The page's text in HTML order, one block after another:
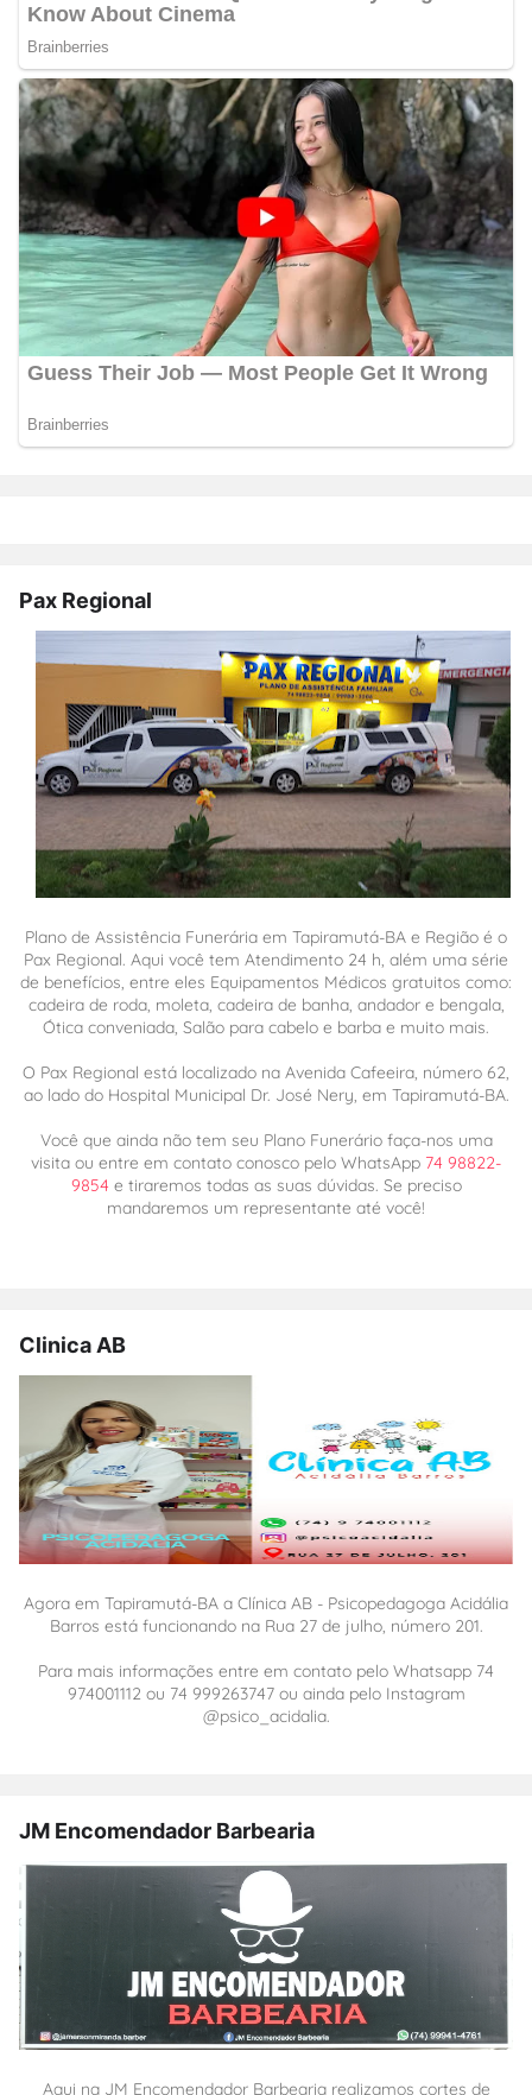
Pax Regional
Plano de Assistência Funerária em Tapiramutá-BA e Região é o
Pax Regional. Aqui você tem Atendimento 24 h, além uma série
de benefícios, entre eles Equipamentos Médicos gratuitos como:
cadeira de roda, moleta, cadeira de banha, andador e bengala,
Ótica conveniada, Salão para cabelo e barba e muito mais.
O Pax Regional está localizado na Avenida Cafeeira, número 62,
ao lado do Hospital Municipal Dr. José Nery, em Tapiramutá-BA.
Você que ainda não tem seu Plano Funerário faça-nos uma
visita ou entre em contato conosco pelo WhatsApp 74 98822-
9854 e tiraremos todas as suas dúvidas. Se preciso
mandaremos um representante até você!
Clinica AB
Agora em Tapiramutá-BA a Clínica AB - Psicopedagoga Acidália
Barros está funcionando na Rua 27 de julho, número 201.
Para mais informações entre em contato pelo Whatsapp 74
974001112 ou 74 999263747 ou ainda pelo Instagram
@psico_acidalia.
JM Encomendador Barbearia
Aqui na JM Encomendador Barbearia realizamos cortes de